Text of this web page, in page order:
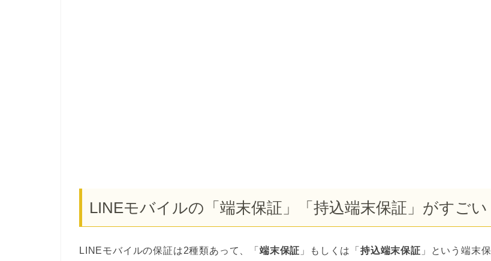
LINEモバイルの「端末保証」「持込端末保証」がすごい
LINEモバイルの保証は2種類あって、「 端末保証 」もしくは「持込端末保証 」という端末保